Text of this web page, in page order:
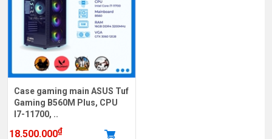
Case gaming main ASUS Tuf
Gaming B560M Plus, CPU
I7-11700, ..
18.500.000₫